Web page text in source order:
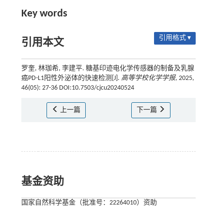
Key words
引用本文 引用格式 ▾
罗奎, 林珈希, 李建平. 糖基印迹电化学传感器的制备及乳腺
癌PD-L1阳性外泌体的快速检测[J]. 高等学校化学学报, 2025,
46(05): 27-36 DOI:10.7503/cjcu20240524
上一篇 下一篇
基金资助
国家自然科学基金（批准号：22264010）资助